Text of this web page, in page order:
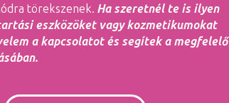
törekszenek. Ha szeretnél te is ilyen
eszközöket vagy kozmetikumokat
a kapcsolatot és segítek a megfelelő